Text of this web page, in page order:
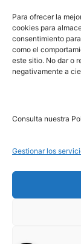
Para ofrecer la
cookies para
consentimiento
como el
este sitio. No dar o
negativamente a
Consulta nuestra
Gestionar los